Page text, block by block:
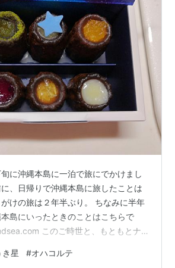
に沖縄本島に一泊で旅にでかけまし
、日帰りで沖縄本島に旅したことは
けの旅は２年半ぶり。 ちなみに半年
島にいったときのことはこちらで
このご時世と、もともとナ
遅い私のゴールデンウィーク代わり
き星 #オハコルテ